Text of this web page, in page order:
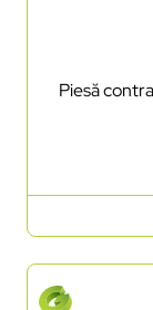
Piesă